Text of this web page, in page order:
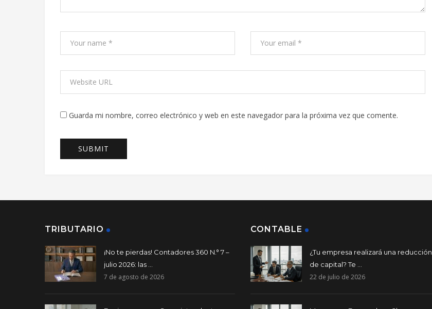
Guarda mi nombre, correo electrónico y web en este navegador para la próxima vez que comente.
TRIBUTARIO
¡No te pierdas! Contadores 360 N.° 7 –
julio 2026: las ...
7 de agosto de 2026
CONTABLE
¿Tu empresa realizará una reducción
de capital? Te ...
22 de julio de 2026